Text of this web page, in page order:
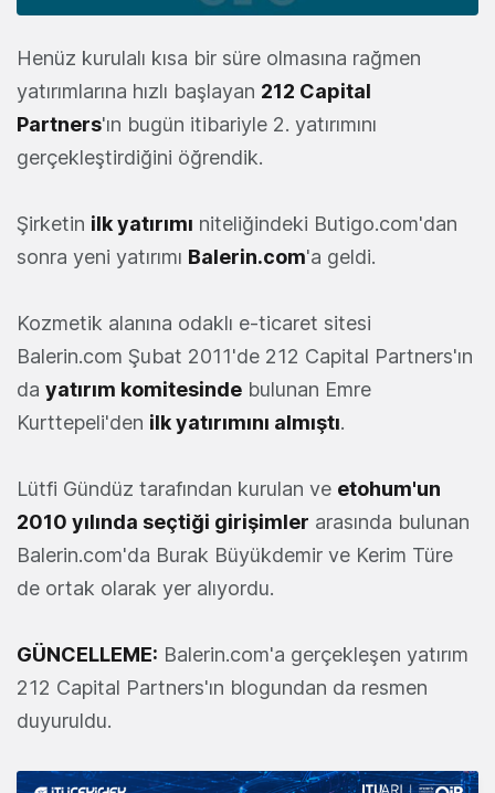
Henüz kurulalı kısa bir süre olmasına rağmen
yatırımlarına hızlı başlayan 212 Capital
Partners'ın bugün itibariyle 2. yatırımını
gerçekleştirdiğini öğrendik.
Şirketin ilk yatırımı niteliğindeki Butigo.com'dan
sonra yeni yatırımı Balerin.com'a geldi.
Kozmetik alanına odaklı e-ticaret sitesi
Balerin.com Şubat 2011'de 212 Capital Partners'ın
da yatırım komitesinde bulunan Emre
Kurttepeli'den ilk yatırımını almıştı.
Lütfi Gündüz tarafından kurulan ve etohum'un
2010 yılında seçtiği girişimler arasında bulunan
Balerin.com'da Burak Büyükdemir ve Kerim Türe
de ortak olarak yer alıyordu.
GÜNCELLEME: Balerin.com'a gerçekleşen yatırım
212 Capital Partners'ın blogundan da resmen
duyuruldu.